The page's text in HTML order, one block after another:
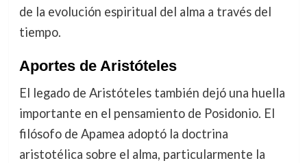
de la evolución espiritual del alma a través del
tiempo.
Aportes de Aristóteles
El legado de Aristóteles también dejó una huella
importante en el pensamiento de Posidonio. El
filósofo de Apamea adoptó la doctrina
aristotélica sobre el alma, particularmente la